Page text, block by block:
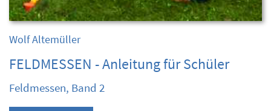
Wolf Altemüller
FELDMESSEN - Anleitung für Schüler
Feldmessen, Band 2